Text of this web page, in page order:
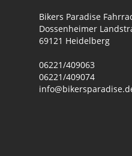
Bikers Paradise
Dossenheimer
69121 Heidelberg
06221/409063
06221/409074